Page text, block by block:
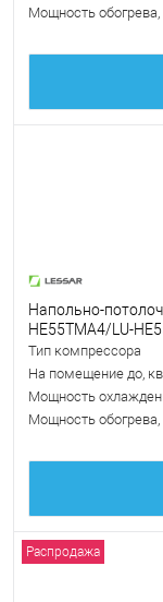
Мощность обогрева,
Напольно-
HE55TMA4/LU-
Тип компрессора
На помещение до,
Мощность
Мощность обогрева,
Распродажа